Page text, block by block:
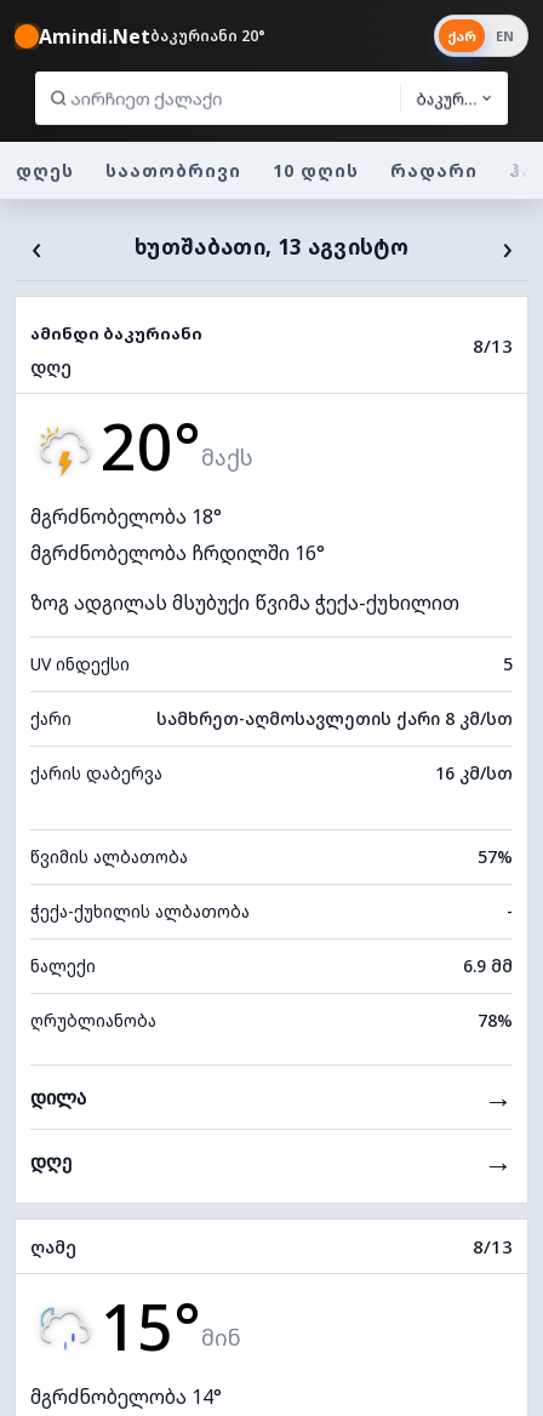
Amindi.Netბაკურიანი 20°
ბაკურიანი
ქარ EN
დღეს საათობრივი 10 დღის რადარი
‹ ᲮᲣᲗᲨᲐᲑᲐᲗᲘ, 13 ᲐᲒᲕᲘᲡᲢᲝ ›
ამინდი ბაკურიანი
დღე
8/13
20°მაქს
მგრძნობელობა 18°
მგრძნობელობა ჩრდილში 16°
ზოგ ადგილას მსუბუქი წვიმა ჭექა-ქუხილით
UV ინდექსი 5
ქარი სამხრეთ-აღმოსავლეთის ქარი 8 კმ/სთ
ქარის დაბერვა 16 კმ/სთ
წვიმის ალბათობა 57%
ჭექა-ქუხილის ალბათობა -
ნალექი 6.9 მმ
ღრუბლიანობა 78%
დილა →
დღე →
ღამე 8/13
15°მინ
მგრძნობელობა 14°